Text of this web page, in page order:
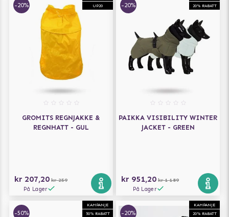
UP20
-20%
GROMITS REGNJAKKE &
REGNHATT - GUL
kr 207,20 kr 259
På Lager
20% RABATT
-20%
PAIKKA VISIBILITY WINTER
JACKET - GREEN
kr 951,20 kr 1 189
På Lager
KAMPANJE
50% RABATT
-50%
KAMPANJE
20% RABATT
-20%